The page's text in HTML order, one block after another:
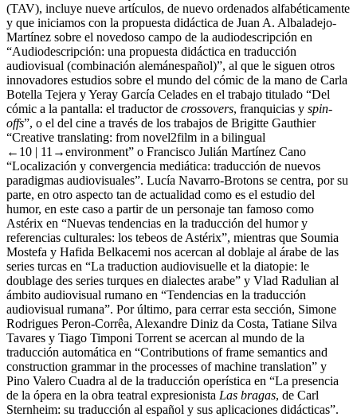
Por último, el tercer bloque, dedicado a la traducción audiovisual
(TAV), incluye nueve artículos, de nuevo ordenados alfabéticamente
y que iniciamos con la propuesta didáctica de Juan A. Albaladejo-
Martínez sobre el novedoso campo de la audiodescripción en
“Audiodescripción: una propuesta didáctica en traducción
audiovisual (combinación alemánespañol)”, al que le siguen otros
innovadores estudios sobre el mundo del cómic de la mano de Carla
Botella Tejera y Yeray García Celades en el trabajo titulado “Del
cómic a la pantalla: el traductor decrossovers, franquicias yspin-
offs”, o el del cine a través de los trabajos de Brigitte Gauthier
“Creative translating: from novel2film in a bilingual
←10 |11→environment” o Francisco Julián Martínez Cano
“Localización y convergencia mediática: traducción de nuevos
paradigmas audiovisuales”. Lucía Navarro-Brotons se centra, por su
parte, en otro aspecto tan de actualidad como es el estudio del
humor, en este caso a partir de un personaje tan famoso como
Astérix en “Nuevas tendencias en la traducción del humor y
referencias culturales: los tebeos de Astérix”, mientras que Soumia
Mostefa y Hafida Belkacemi nos acercan al doblaje al árabe de las
series turcas en “La traduction audiovisuelle et la diatopie: le
doublage des series turques en dialectes arabe” y Vlad Radulian al
ámbito audiovisual rumano en “Tendencias en la traducción
audiovisual rumana”. Por último, para cerrar esta sección, Simone
Rodrigues Peron-Corrêa, Alexandre Diniz da Costa, Tatiane Silva
Tavares y Tiago Timponi Torrent se acercan al mundo de la
traducción automática en “Contributions of frame semantics and
construction grammar in the processes of machine translation” y
Pino Valero Cuadra al de la traducción operística en “La presencia
de la ópera en la obra teatral expresionistaLas bragas, de Carl